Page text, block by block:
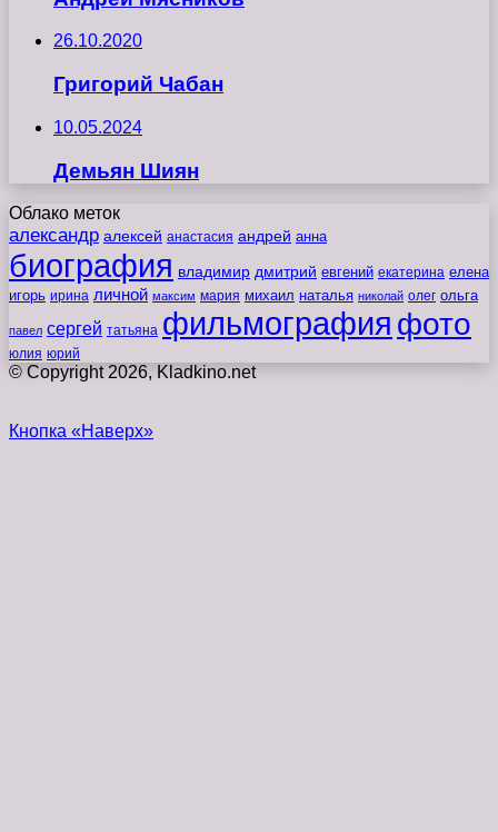
26.10.2020
Григорий Чабан
10.05.2024
Демьян Шиян
Облако меток
александр алексей анастасия андрей анна
биография владимир дмитрий евгений екатерина елена
игорь ирина личной максим мария михаил наталья николай олег ольга
павел сергей татьяна фильмография фото
юлия юрий
© Copyright 2026, Kladkino.net
Кнопка «Наверх»